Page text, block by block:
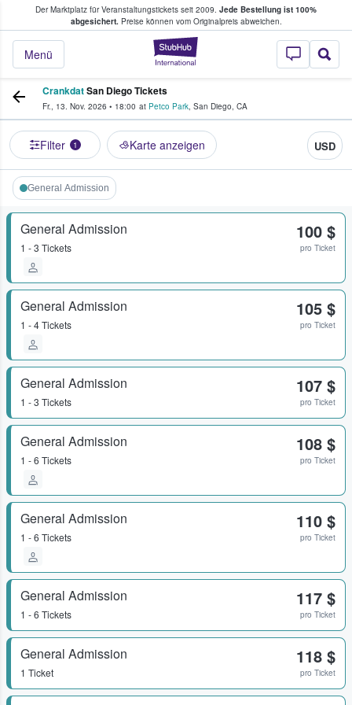
Der Marktplatz für Veranstaltungstickets seit 2009. Jede Bestellung ist 100%
abgesichert.Preise können vom Originalpreis abweichen.
StubHub - Wo
Menü
Tickets kaufen & verkaufen
CrankdatSan Diego Tickets
Fr., 13. Nov. 2026 • 18:00 at Petco Park, San Diego, CA
Filter 1 Karte anzeigen USD
General Admission
General Admission
1 - 3 Tickets
100 $
pro Ticket
General Admission
1 - 4 Tickets
105 $
pro Ticket
General Admission
1 - 3 Tickets
107 $
pro Ticket
General Admission
1 - 6 Tickets
108 $
pro Ticket
General Admission
1 - 6 Tickets
110 $
pro Ticket
General Admission
1 - 6 Tickets
117 $
pro Ticket
General Admission
1 Ticket
118 $
pro Ticket